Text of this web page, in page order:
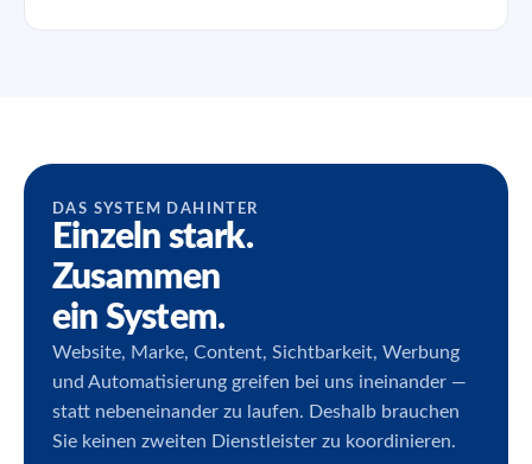
DAS SYSTEM DAHINTER
Einzeln stark.
Zusammen
ein System.
Website, Marke, Content, Sichtbarkeit, Werbung
und Automatisierung greifen bei uns ineinander —
statt nebeneinander zu laufen. Deshalb brauchen
Sie keinen zweiten Dienstleister zu koordinieren.